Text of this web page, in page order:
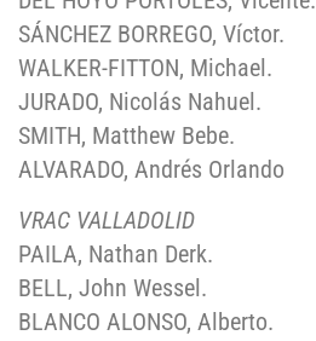
SÁNCHEZ BORREGO, Víctor.
WALKER-FITTON, Michael.
JURADO, Nicolás Nahuel.
SMITH, Matthew Bebe.
ALVARADO, Andrés Orlando
VRAC VALLADOLID
PAILA, Nathan Derk.
BELL, John Wessel.
BLANCO ALONSO, Alberto.